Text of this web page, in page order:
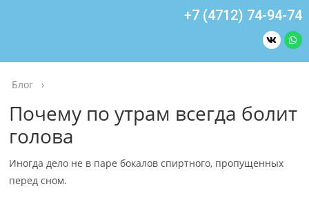
+7 (4712) 74-94-74
Блог ›
Почему по утрам всегда болит
голова
Иногда дело не в паре бокалов спиртного, пропущенных
перед сном.